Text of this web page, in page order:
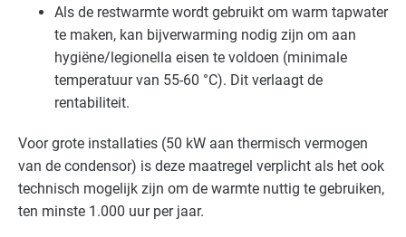
Als de restwarmte wordt gebruikt om warm tapwater
te maken, kan bijverwarming nodig zijn om aan
hygiëne/legionella eisen te voldoen (minimale
temperatuur van 55-60 °C). Dit verlaagt de
rentabiliteit.
Voor grote installaties (50 kW aan thermisch vermogen
van de condensor) is deze maatregel verplicht als het ook
technisch mogelijk zijn om de warmte nuttig te gebruiken,
ten minste 1.000 uur per jaar.